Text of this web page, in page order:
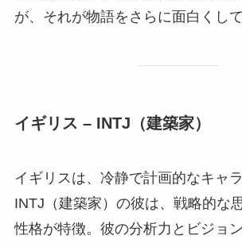
が、それが物語をさらに面白くして
イギリス – INTJ（建築家）
イギリスは、冷静で計画的なキャ
INTJ（建築家）の彼は、戦略的な
性格が特徴。彼の分析力とビジョ